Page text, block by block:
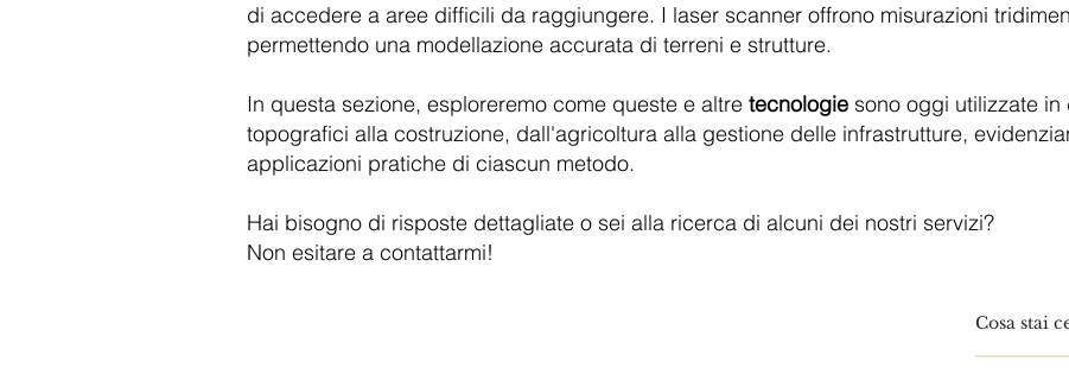
di accedere a aree difficili da raggiungere. I laser scanner offrono misurazioni
permettendo una modellazione accurata di terreni e strutture.
In questa sezione, esploreremo come queste e altre tecnologie sono oggi utilizzate
topografici alla costruzione, dall'agricoltura alla gestione delle infrastrutture,
applicazioni pratiche di ciascun metodo.
Hai bisogno di risposte dettagliate o sei alla ricerca di alcuni dei nostri servizi?
Non esitare a contattarmi!